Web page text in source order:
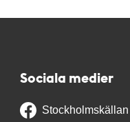
Sociala medier